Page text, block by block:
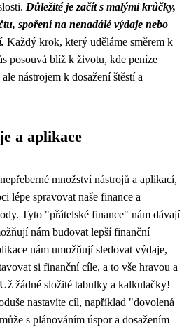
Důležité je začít s malými krůčky,
spoření na nenadálé výdaje nebo
Každý krok, který uděláme směrem k
posouvá blíž k životu, kde peníze
nástrojem k dosažení štěstí a
a aplikace
množství nástrojů a aplikací,
lépe spravovat naše finance a
Tyto "přátelské finance" nám dávají
nám budovat lepší finanční
nám umožňují sledovat výdaje,
si finanční cíle, a to vše hravou a
žádné složité tabulky a kalkulačky!
nastavíte cíl, například "dovolená
s plánováním úspor a dosažením